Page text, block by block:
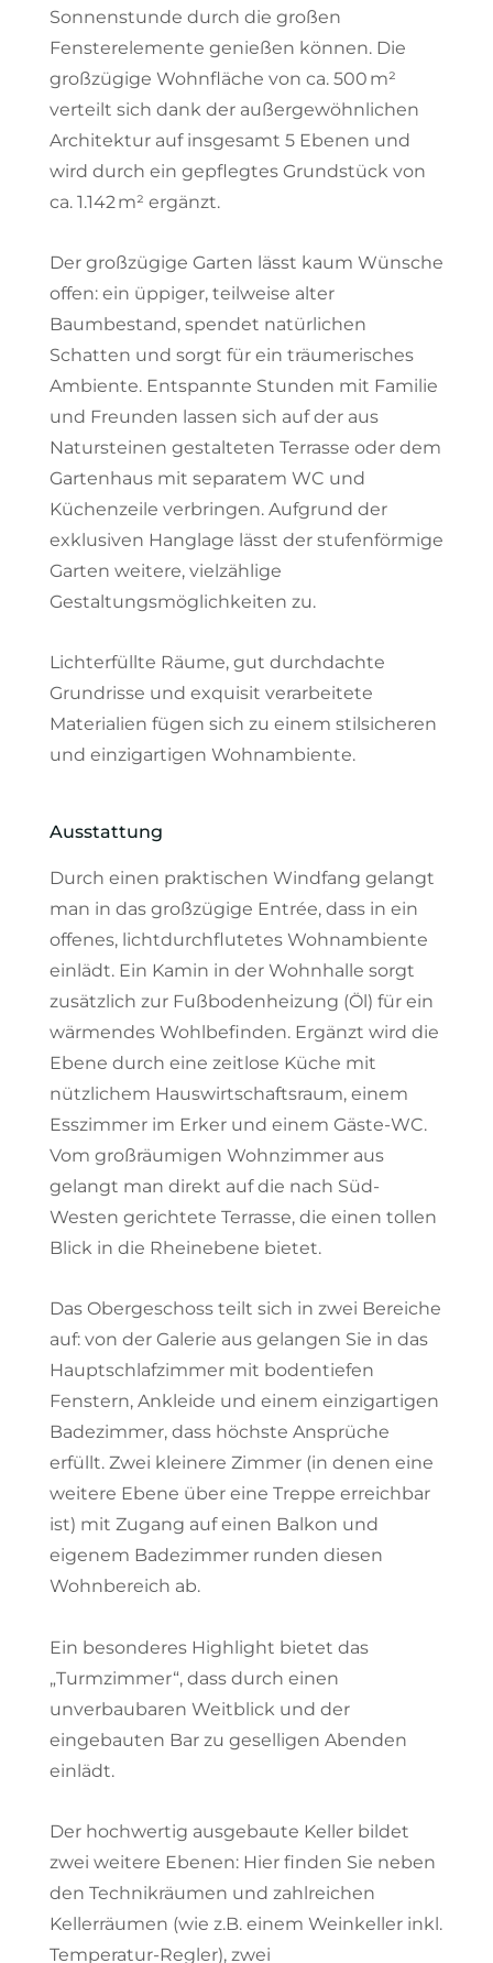
Sonnenstunde durch die großen
Fensterelemente genießen können. Die
großzügige Wohnfläche von ca. 500 m²
verteilt sich dank der außergewöhnlichen
Architektur auf insgesamt 5 Ebenen und
wird durch ein gepflegtes Grundstück von
ca. 1.142 m² ergänzt.
Der großzügige Garten lässt kaum Wünsche
offen: ein üppiger, teilweise alter
Baumbestand, spendet natürlichen
Schatten und sorgt für ein träumerisches
Ambiente. Entspannte Stunden mit Familie
und Freunden lassen sich auf der aus
Natursteinen gestalteten Terrasse oder dem
Gartenhaus mit separatem WC und
Küchenzeile verbringen. Aufgrund der
exklusiven Hanglage lässt der stufenförmige
Garten weitere, vielzählige
Gestaltungsmöglichkeiten zu.
Lichterfüllte Räume, gut durchdachte
Grundrisse und exquisit verarbeitete
Materialien fügen sich zu einem stilsicheren
und einzigartigen Wohnambiente.
Ausstattung
Durch einen praktischen Windfang gelangt
man in das großzügige Entrée, dass in ein
offenes, lichtdurchflutetes Wohnambiente
einlädt. Ein Kamin in der Wohnhalle sorgt
zusätzlich zur Fußbodenheizung (Öl) für ein
wärmendes Wohlbefinden. Ergänzt wird die
Ebene durch eine zeitlose Küche mit
nützlichem Hauswirtschaftsraum, einem
Esszimmer im Erker und einem Gäste-WC.
Vom großräumigen Wohnzimmer aus
gelangt man direkt auf die nach Süd-
Westen gerichtete Terrasse, die einen tollen
Blick in die Rheinebene bietet.
Das Obergeschoss teilt sich in zwei Bereiche
auf: von der Galerie aus gelangen Sie in das
Hauptschlafzimmer mit bodentiefen
Fenstern, Ankleide und einem einzigartigen
Badezimmer, dass höchste Ansprüche
erfüllt. Zwei kleinere Zimmer (in denen eine
weitere Ebene über eine Treppe erreichbar
ist) mit Zugang auf einen Balkon und
eigenem Badezimmer runden diesen
Wohnbereich ab.
Ein besonderes Highlight bietet das
„Turmzimmer“, dass durch einen
unverbaubaren Weitblick und der
eingebauten Bar zu geselligen Abenden
einlädt.
Der hochwertig ausgebaute Keller bildet
zwei weitere Ebenen: Hier finden Sie neben
den Technikräumen und zahlreichen
Kellerräumen (wie z.B. einem Weinkeller inkl.
Temperatur-Regler), zwei